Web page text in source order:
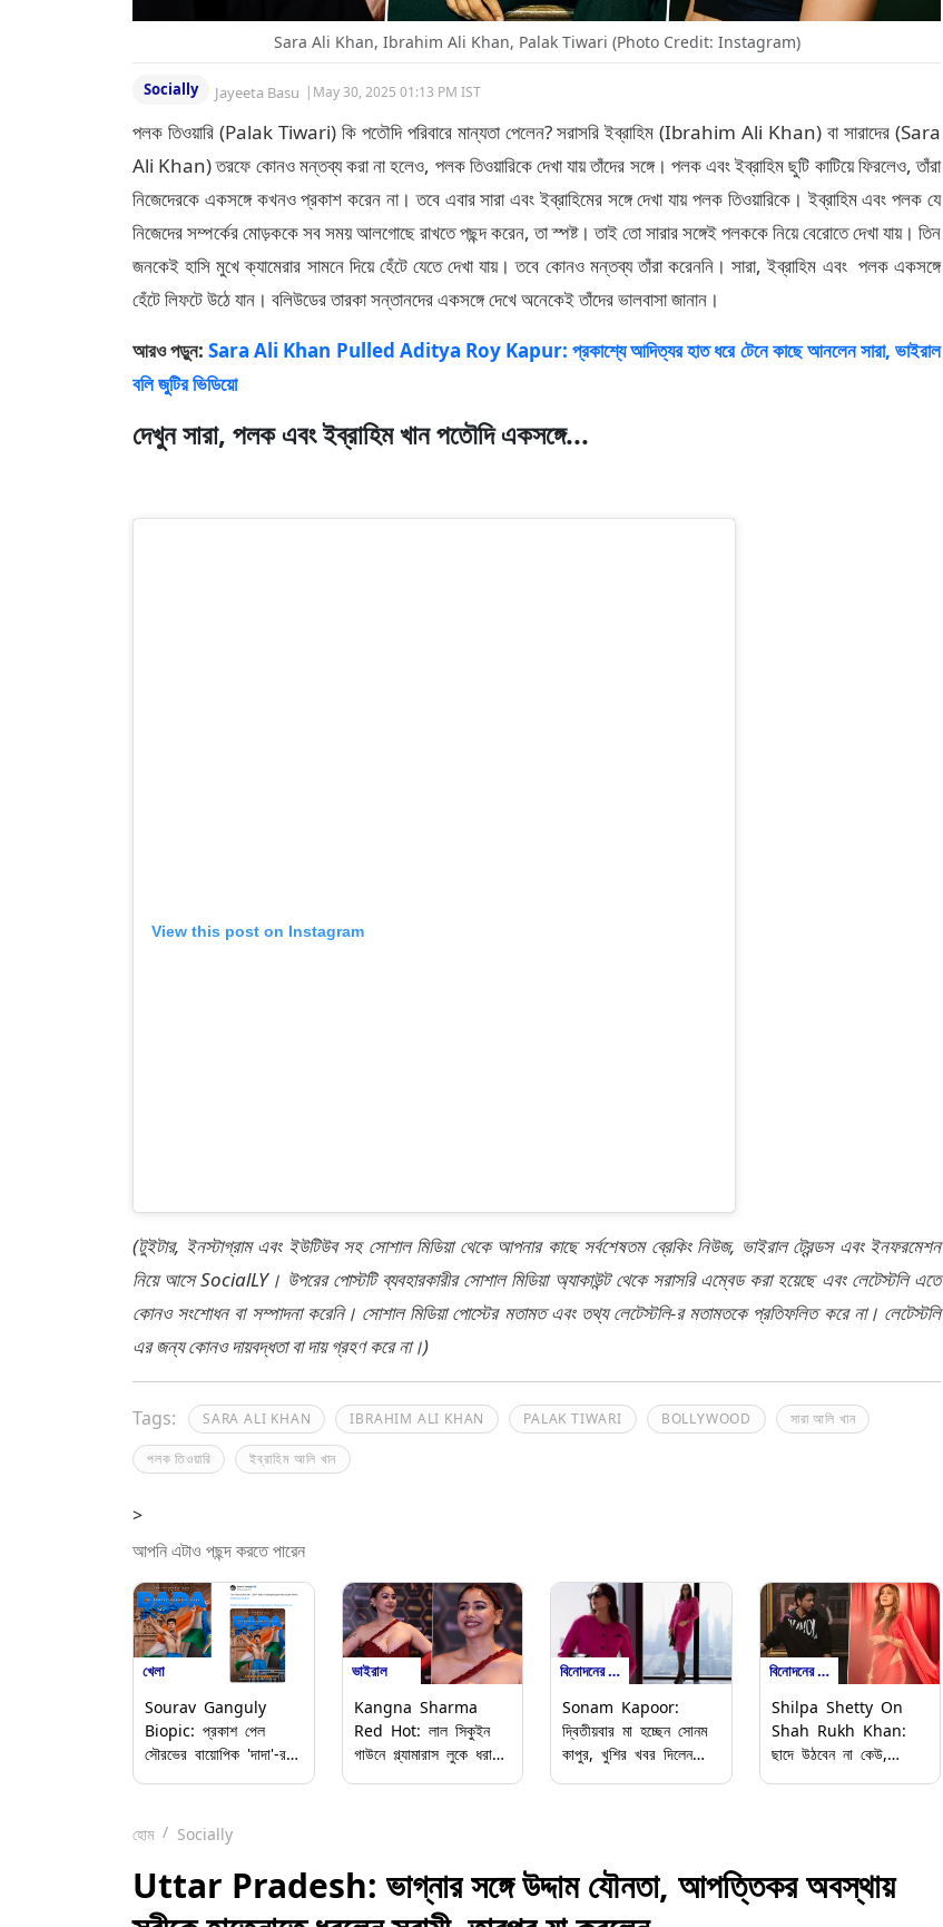
Sara Ali Khan, Ibrahim Ali Khan, Palak Tiwari (Photo Credit: Instagram)
Socially Jayeeta Basu | May 30, 2025 01:13 PM IST
পলক তিওয়ারি (Palak Tiwari) কি পতৌদি পরিবারে মান্যতা পেলেন? সরাসরি ইব্রাহিম (Ibrahim Ali Khan) বা সারাদের (Sara
Ali Khan) তরফে কোনও মন্তব্য করা না হলেও, পলক তিওয়ারিকে দেখা যায় তাঁদের সঙ্গে। পলক এবং ইব্রাহিম ছুটি কাটিয়ে ফিরলেও, তাঁরা
নিজেদেরকে একসঙ্গে কখনও প্রকাশ করেন না। তবে এবার সারা এবং ইব্রাহিমের সঙ্গে দেখা যায় পলক তিওয়ারিকে। ইব্রাহিম এবং পলক যে
নিজেদের সম্পর্কের মোড়ককে সব সময় আলগোছে রাখতে পছন্দ করেন, তা স্পষ্ট। তাই তো সারার সঙ্গেই পলককে নিয়ে বেরোতে দেখা যায়। তিন
জনকেই হাসি মুখে ক্যামেরার সামনে দিয়ে হেঁটে যেতে দেখা যায়। তবে কোনও মন্তব্য তাঁরা করেননি। সারা, ইব্রাহিম এবং পলক একসঙ্গে
হেঁটে লিফটে উঠে যান। বলিউডের তারকা সন্তানদের একসঙ্গে দেখে অনেকেই তাঁদের ভালবাসা জানান।
আরও পড়ুন:Sara Ali Khan Pulled Aditya Roy Kapur: প্রকাশ্যে আদিত্যর হাত ধরে টেনে কাছে আনলেন সারা, ভাইরাল
বলি জুটির ভিডিয়ো
দেখুন সারা, পলক এবং ইব্রাহিম খান পতৌদি একসঙ্গে...
View this post on Instagram
(টুইটার, ইনস্টাগ্রাম এবং ইউটিউব সহ সোশাল মিডিয়া থেকে আপনার কাছে সর্বশেষতম ব্রেকিং নিউজ, ভাইরাল ট্রেন্ডস এবং ইনফরমেশন
নিয়ে আসে SocialLY। উপরের পোস্টটি ব্যবহারকারীর সোশাল মিডিয়া অ্যাকাউন্ট থেকে সরাসরি এম্বেড করা হয়েছে এবং লেটেস্টলি এতে
কোনও সংশোধন বা সম্পাদনা করেনি। সোশাল মিডিয়া পোস্টের মতামত এবং তথ্য লেটেস্টলি-র মতামতকে প্রতিফলিত করে না। লেটেস্টলি
এর জন্য কোনও দায়বদ্ধতা বা দায় গ্রহণ করে না।)
Tags: SARA ALI KHAN IBRAHIM ALI KHAN PALAK TIWARI BOLLYWOOD সারা আলি খান
পলক তিওয়ারি ইব্রাহিম আলি খান
>
আপনি এটাও পছন্দ করতে পারেন
খেলা
Sourav Ganguly
Biopic: প্রকাশ পেল
সৌরভের বায়োপিক 'দাদা'-র
ভাইরাল
Kangna Sharma
Red Hot: লাল সিকুইন
গাউনে গ্ল্যামারাস লুকে ধরা
বিনোদনের খবর
Sonam Kapoor:
দ্বিতীয়বার মা হচ্ছেন সোনম
কাপুর, খুশির খবর দিলেন
বিনোদনের খবর
Shilpa Shetty On
Shah Rukh Khan:
ছাদে উঠবেন না কেউ,
হোম
Socially
Uttar Pradesh: ভাগ্নার সঙ্গে উদ্দাম যৌনতা, আপত্তিকর অবস্থায়